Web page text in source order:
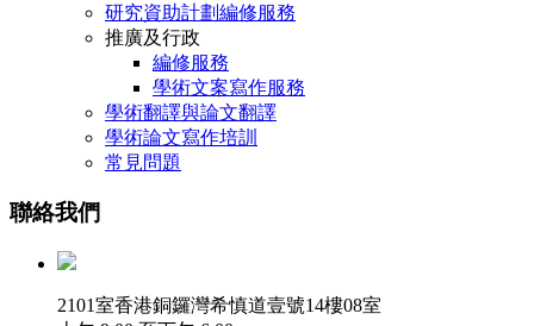
研究資助計劃編修服務
推廣及行政
編修服務
學術文案寫作服務
學術翻譯與論文翻譯
學術論文寫作培訓
常見問題
聯絡我們
2101室香港銅鑼灣希慎道壹號14樓08室